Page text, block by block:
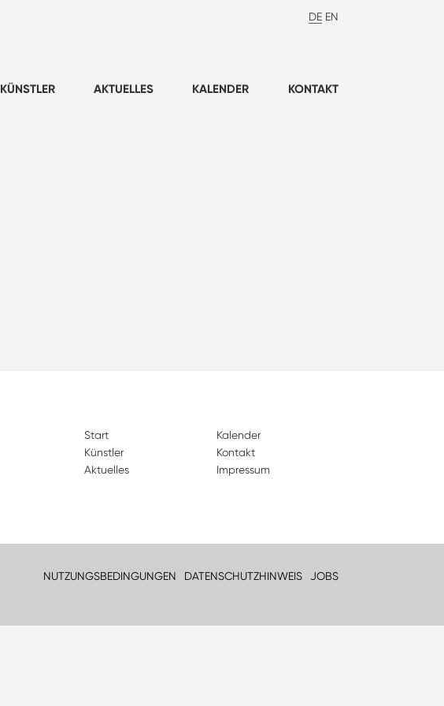
DE EN
KÜNSTLER AKTUELLES KALENDER KONTAKT
Start
Künstler
Aktuelles
Kalender
Kontakt
Impressum
NUTZUNGSBEDINGUNGEN DATENSCHUTZHINWEIS JOBS